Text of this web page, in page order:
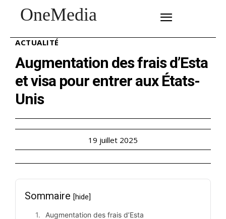
OneMedia
ACTUALITÉ
Augmentation des frais d’Esta
et visa pour entrer aux États-
Unis
19 juillet 2025
Sommaire [hide]
Augmentation des frais d’Esta